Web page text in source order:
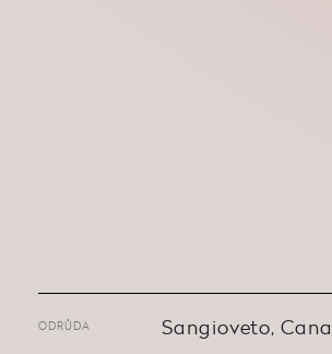
ODRŮDA Sangioveto,